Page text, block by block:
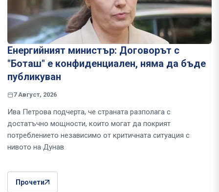
Енергийният министър: Договорът с
"Боташ" е конфиденциален, няма да бъде
публикуван
7 Август, 2026
Ива Петрова подчерта, че страната разполага с
достатъчно мощности, които могат да покрият
потреблението независимо от критичната ситуация с
нивото на Дунав
Прочети